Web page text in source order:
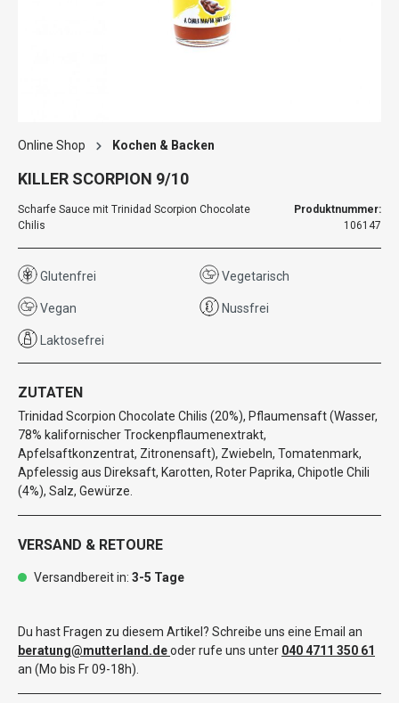
Online Shop Kochen & Backen
KILLER SCORPION 9/10
Scharfe Sauce mit Trinidad Scorpion Chocolate
Chilis
Produktnummer:
106147
Glutenfrei Vegetarisch
Vegan Nussfrei
Laktosefrei
ZUTATEN
Trinidad Scorpion Chocolate Chilis (20%), Pflaumensaft (Wasser,
78% kalifornischer Trockenpflaumenextrakt,
Apfelsaftkonzentrat, Zitronensaft), Zwiebeln, Tomatenmark,
Apfelessig aus Direksaft, Karotten, Roter Paprika, Chipotle Chili
(4%), Salz, Gewürze.
VERSAND & RETOURE
Versandbereit in: 3-5 Tage
Du hast Fragen zu diesem Artikel? Schreibe uns eine Email an
beratung@mutterland.deoder rufe uns unter 040 4711 350 61
an (Mo bis Fr 09-18h).